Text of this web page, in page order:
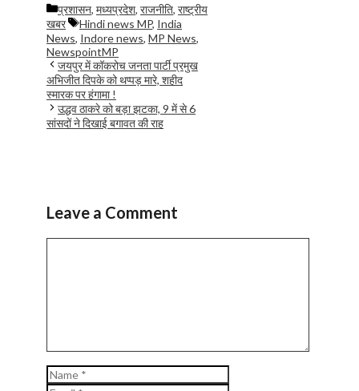
Categories
प्रशासन, मध्यप्रदेश, राजनीति, राष्ट्रीय
खबर
Tags
Hindi news MP, India
News, Indore news, MP News,
NewspointMP
जयपुर में कॉकरोच जनता पार्टी प्रमुख
अभिजीत दिपके को थप्पड़ मारे, शहीद
स्मारक पर हंगामा !
उद्धव ठाकरे को बड़ा झटका, 9 में से 6
सांसदों ने दिखाई बगावत की राह
Leave a Comment
Name